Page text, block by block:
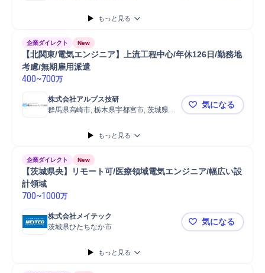
もっと見る
企業ダイレクト New
【北関東/電気エンジニア】上流工程中心/年休126日/勤務地
考慮/無期雇用派遣
400~700万
株式会社アルプス技研
群馬県高崎市, 栃木県宇都宮市, 茨城県日
【北関東/電
気になる
もっと見る
企業ダイレクト New
【茨城県央】リモート可/医療領域電気エンジニア/幅広い設
計領域
700~1000万
株式会社メイテック
茨城県ひたちなか市
【茨城県央
気になる
もっと見る